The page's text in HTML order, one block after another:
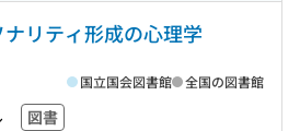
ナリティ形成の心理学
図書
国立国会図書館 全国の図書館